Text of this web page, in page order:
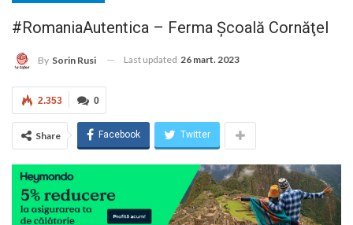
#RomaniaAutentica – Ferma Şcoală Cornăţel
By Sorin Rusi Last updated 26 mart. 2023
0
2.353
Share Facebook Twitter